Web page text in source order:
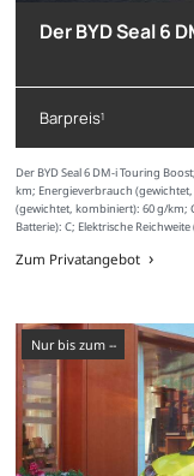
Der BYD Seal 6
Barpreis1
Der BYD Seal 6 DM-i Touring
km; Energieverbrauch (gewichtet,
(gewichtet, kombiniert): 60 g/km;
Batterie): C; Elektrische
Zum Privatangebot
nur bis zum --